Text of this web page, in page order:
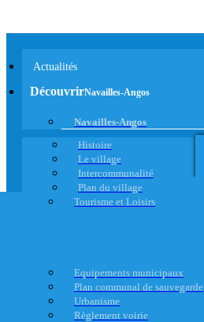
Actualités
DécouvrirNavailles-Angos
Navailles-Angos
Histoire
Le village
Intercommunalité
Plan du village
Tourisme et Loisirs
Equipements municipaux
Plan communal de sauvegarde
Urbanisme
Règlement voirie